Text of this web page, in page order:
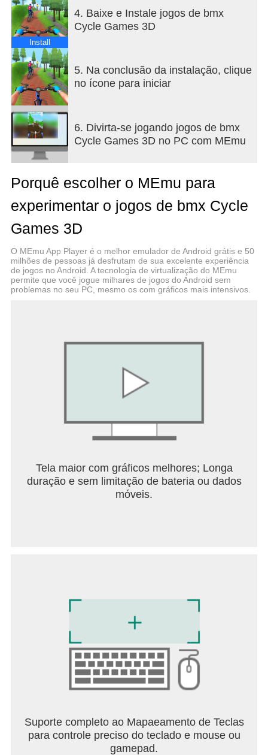
with unique upgrades.
A Variety of 2-wheel Vehicles!
Upgrade your bike with unique mods, from speed to
stunts, and experience thrilling rides with Bicycle
Adventure. A variety of bicycles available in our
cycle game for your entertainment. Enthusiasts
know it by the name of cycle wali game.
Install
4. Baixe e Instale jogos de bmx
Cycle Games 3D
5. Na conclusão da instalação, clique
no ícone para iniciar
6. Divirta-se jogando jogos de bmx
Cycle Games 3D no PC com MEmu
Porquê escolher o MEmu para
experimentar o jogos de bmx Cycle
Games 3D
O MEmu App Player é o melhor emulador de Android grátis e 50
milhões de pessoas já desfrutam de sua excelente experiência
de jogos no Android. A tecnologia de virtualização do MEmu
permite que você jogue milhares de jogos do Android sem
problemas no seu PC, mesmo os com gráficos mais intensivos.
Tela maior com gráficos melhores; Longa
duração e sem limitação de bateria ou dados
móveis.
Suporte completo ao Mapaeamento de Teclas
para controle preciso do teclado e mouse ou
gamepad.